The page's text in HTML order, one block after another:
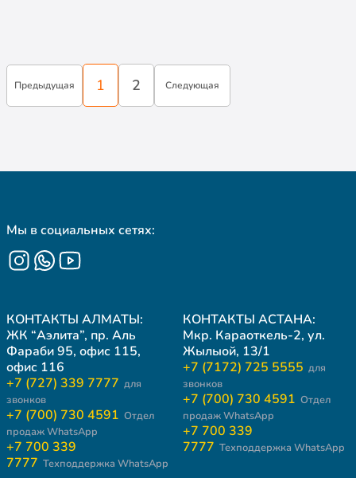
Предыдущая 1 2 Следующая
Мы в социальных сетях:
КОНТАКТЫ АЛМАТЫ:
ЖК “Аэлита”, пр. Аль
Фараби 95, офис 115,
офис 116
+7 (727) 339 7777 для
звонков
+7 (700) 730 4591 Отдел
продаж WhatsApp
+7 700 339
7777 Техподдержка WhatsApp
КОНТАКТЫ АСТАНА:
Мкр. Караоткель-2, ул.
Жылыой, 13/1
+7 (7172) 725 5555 для
звонков
+7 (700) 730 4591 Отдел
продаж WhatsApp
+7 700 339
7777 Техподдержка WhatsApp